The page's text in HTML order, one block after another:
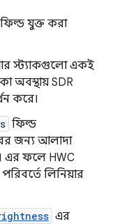
যুক্ত করা
স্ট্যাকগুলো একই
অবস্থায় SDR
করে।
ফিল্ড
জন্য আলাদা
এর ফলে HWC
লিনিয়ার
এর